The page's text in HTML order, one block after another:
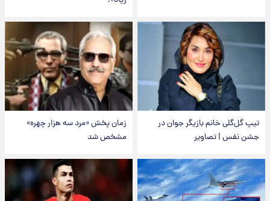
تیپ گل‌گلی خانم بازیگر جوان در
جشن نفس | تصاویر
زمان پخش «مرد سه هزار چهره»
مشخص شد